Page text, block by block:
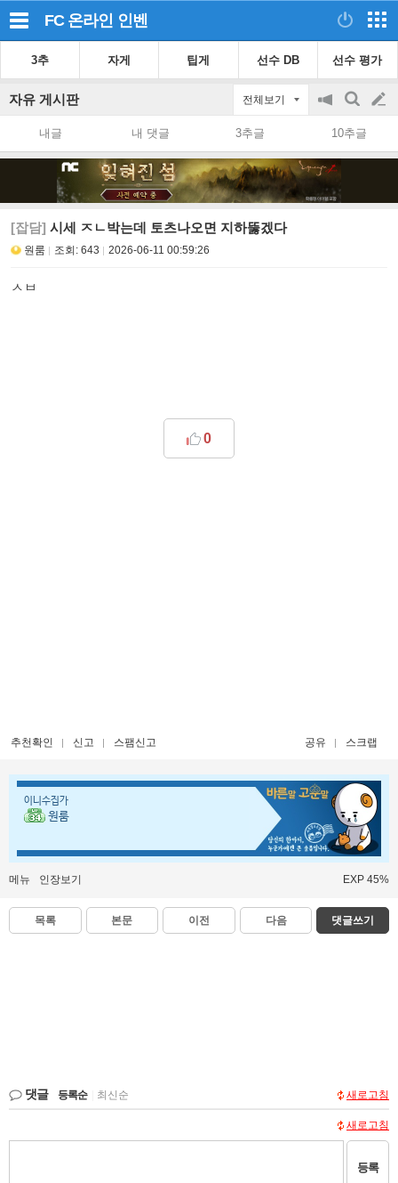
FC 온라인 인벤
3추 자게 팁게 선수 DB 선수 평가
자유 게시판 전체보기
공
지
on/off
검
색
글
쓰
내글 내 댓글 3추글 10추글
[잡담] 시세 ㅈㄴ박는데 토츠나오면 지하뚫겠다
원룸 조회: 643 2026-06-11 00:59:26
ㅅㅂ
0
추천확인 신고 스팸신고 공유 스크랩
이니수집가
원룸
메뉴 인장보기 EXP 45%
목록 본문 이전 다음 댓글쓰기
댓글 등록순 최신순 새로고침
새로고침
등록